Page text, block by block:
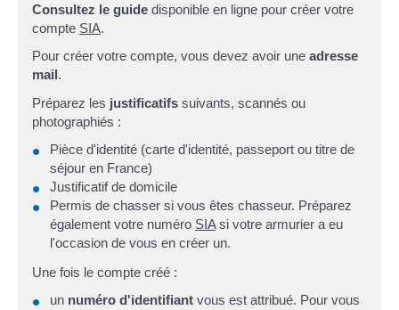
Consultez le guide disponible en ligne pour créer votre
compte SIA.
Pour créer votre compte, vous devez avoir une adresse
mail.
Préparez les justificatifs suivants, scannés ou
photographiés :
Pièce d'identité (carte d'identité, passeport ou titre de
séjour en France)
Justificatif de domicile
Permis de chasser si vous êtes chasseur. Préparez
également votre numéro SIAsi votre armurier a eu
l'occasion de vous en créer un.
Une fois le compte créé :
un numéro d'identifiant vous est attribué. Pour vous